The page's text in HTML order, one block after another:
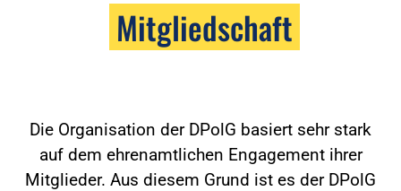
Mitgliedschaft
Die Organisation der DPolG basiert sehr stark
auf dem ehrenamtlichen Engagement ihrer
Mitglieder. Aus diesem Grund ist es der DPolG